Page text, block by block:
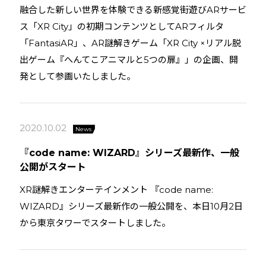
融合した新しい世界を体験できる新感覚街遊びARサービ
ス「XR City」の初期コンテンツとしてARフィルタ
「FantasiAR」、AR謎解きゲーム「XR City ×リアル脱
出ゲーム『へんてこアニマルと5つの扉』」の企画、開
発として参画いたしました。
2020.10.02 News
『code name: WIZARD』シリーズ最新作、一般
公開がスタート
XR謎解きエンターテインメント 『code name:
WIZARD』シリーズ最新作の一般公開を、本日10月2日
から東京タワーでスタートしました。